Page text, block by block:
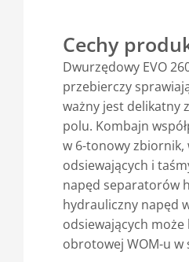
Cechy
Dwurzędowy EVO
przebierczy
ważny jest delikatny
polu. Kombajn
w 6-tonowy
odsiewających i
napęd separatorów
hydrauliczny napęd
odsiewających
obrotowej WOM-u w